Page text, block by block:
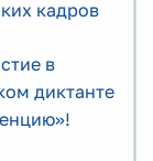
кадров
в
диктанте